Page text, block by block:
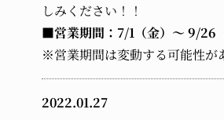
しみください！！
■営業期間：7/1（金）～ 9/26
※営業期間は変動する可能性が
2022.01.27